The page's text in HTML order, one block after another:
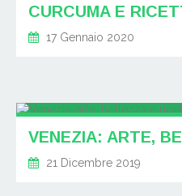
17 Gennaio 2020
21 Dicembre 2019